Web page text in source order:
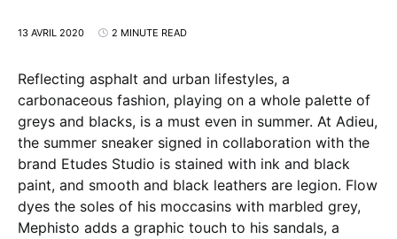
13 AVRIL 2020 2 MINUTE READ
Reflecting asphalt and urban lifestyles, a
carbonaceous fashion, playing on a whole palette of
greys and blacks, is a must even in summer. At Adieu,
the summer sneaker signed in collaboration with the
brand Etudes Studio is stained with ink and black
paint, and smooth and black leathers are legion. Flow
dyes the soles of his moccasins with marbled grey,
Mephisto adds a graphic touch to his sandals, a